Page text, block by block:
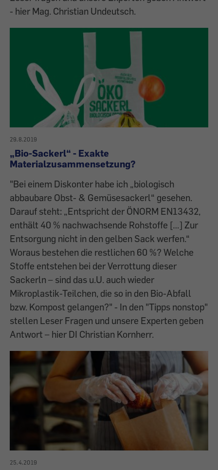
- hier Mag. Christian Undeutsch.
29.8.2019
„Bio-Sackerl“ - Exakte
Materialzusammensetzung?
"Bei einem Diskonter habe ich „biologisch
abbaubare Obst- & Gemüsesackerl“ gesehen.
Darauf steht: „Entspricht der ÖNORM EN13432,
enthält 40 % nachwachsende Rohstoffe […] Zur
Entsorgung nicht in den gelben Sack werfen.“
Woraus bestehen die restlichen 60 %? Welche
Stoffe entstehen bei der Verrottung dieser
Sackerln – sind das u.U. auch wieder
Mikroplastik-Teilchen, die so in den Bio-Abfall
bzw. Kompost gelangen?" - In den "Tipps nonstop"
stellen Leser Fragen und unsere Experten geben
Antwort – hier DI Christian Kornherr.
25.4.2019